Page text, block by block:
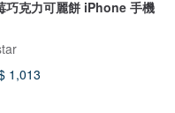
巧克力可麗餅 iPhone 手機
1,013